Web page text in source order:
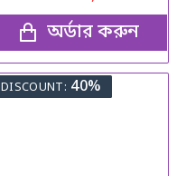
অর্ডার করুন
DISCOUNT: 40%